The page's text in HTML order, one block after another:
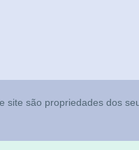
site são propriedades dos